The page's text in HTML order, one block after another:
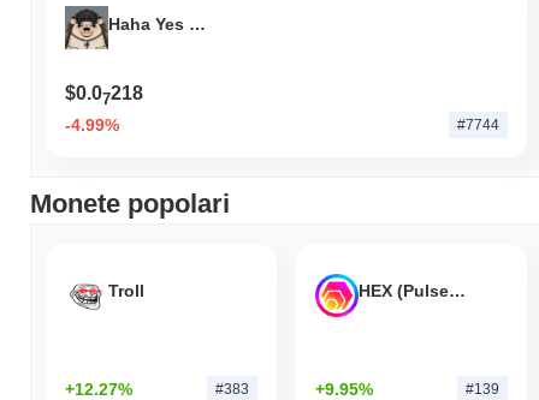
Haha Yes Hedgehog
$0.07218
-4.99% #7744
Monete popolari
Troll
+12.27% #383
HEX (Pulsechain)
+9.95% #139